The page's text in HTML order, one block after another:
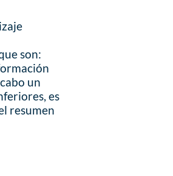
son:
un
es
resumen